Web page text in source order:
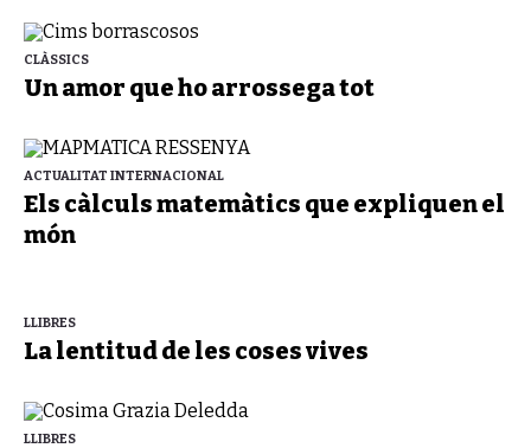
CLÀSSICS
Un amor que ho arrossega tot
ACTUALITAT INTERNACIONAL
Els càlculs matemàtics que expliquen el
món
LLIBRES
La lentitud de les coses vives
LLIBRES